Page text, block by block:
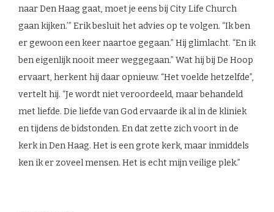
naar Den Haag gaat, moet je eens bij City Life Church
gaan kijken.’” Erik besluit het advies op te volgen. “Ik ben
er gewoon een keer naartoe gegaan.” Hij glimlacht. “En ik
ben eigenlijk nooit meer weggegaan.” Wat hij bij De Hoop
ervaart, herkent hij daar opnieuw. “Het voelde hetzelfde”,
vertelt hij. “Je wordt niet veroordeeld, maar behandeld
met liefde. Die liefde van God ervaarde ik al in de kliniek
en tijdens de bidstonden. En dat zette zich voort in de
kerk in Den Haag. Het is een grote kerk, maar inmiddels
ken ik er zoveel mensen. Het is echt mijn veilige plek.”